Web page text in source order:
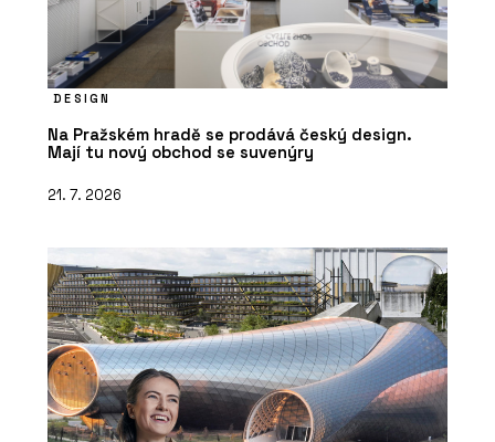
DESIGN
Na Pražském hradě se prodává český design.
Mají tu nový obchod se suvenýry
21. 7. 2026